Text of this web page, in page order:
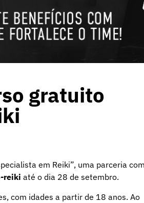
gratuito
em Reiki”, uma parceria
reiki até o dia 28 de setembro.
com idades a partir de 18 anos. Ao